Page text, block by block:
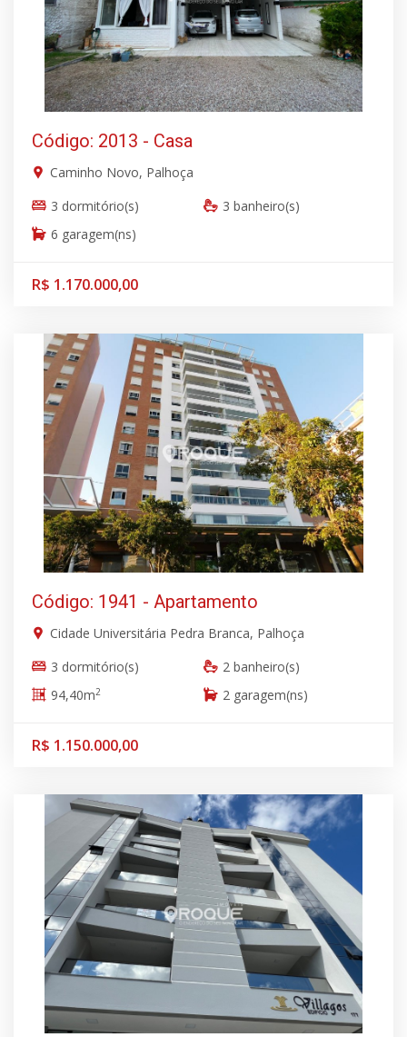
Código: 2013 - Casa
Caminho Novo, Palhoça
3 dormitório(s)
3 banheiro(s)
6 garagem(ns)
R$ 1.170.000,00
Código: 1941 - Apartamento
Cidade Universitária Pedra Branca, Palhoça
3 dormitório(s)
2 banheiro(s)
94,40m2 2 garagem(ns)
R$ 1.150.000,00